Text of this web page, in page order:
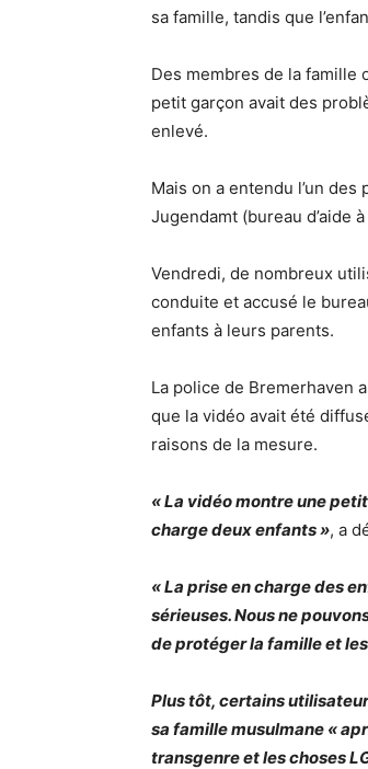
sa famille, tandis que
Des membres de la
petit garçon avait des
enlevé.
Mais on a entendu l’un des
Jugendamt (bureau d’aide
Vendredi, de nombreux
conduite et accusé le
enfants à leurs parents.
La police de Bremerhaven
que la vidéo avait été
raisons de la mesure.
« La vidéo montre une
charge deux enfants », a
« La prise en charge des
sérieuses. Nous ne
de protéger la famille et
Plus tôt, certains
sa famille musulmane «
transgenre et les choses